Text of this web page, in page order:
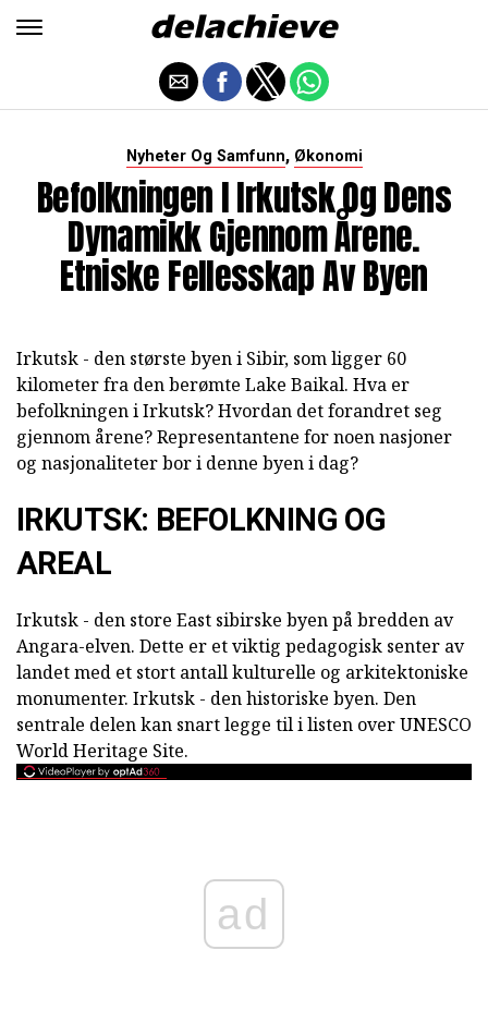
Nyheter Og Samfunn, Økonomi
Befolkningen I Irkutsk Og Dens
Dynamikk Gjennom Årene.
Etniske Fellesskap Av Byen
Irkutsk - den største byen i Sibir, som ligger 60
kilometer fra den berømte Lake Baikal. Hva er
befolkningen i Irkutsk? Hvordan det forandret seg
gjennom årene? Representantene for noen nasjoner
og nasjonaliteter bor i denne byen i dag?
IRKUTSK: BEFOLKNING OG
AREAL
Irkutsk - den store East sibirske byen på bredden av
Angara-elven. Dette er et viktig pedagogisk senter av
landet med et stort antall kulturelle og arkitektoniske
monumenter. Irkutsk - den historiske byen. Den
sentrale delen kan snart legge til i listen over UNESCO
World Heritage Site.
ad